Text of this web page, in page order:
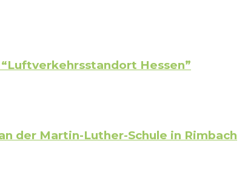
Hessen”
der Martin-Luther-Schule in Rimbach